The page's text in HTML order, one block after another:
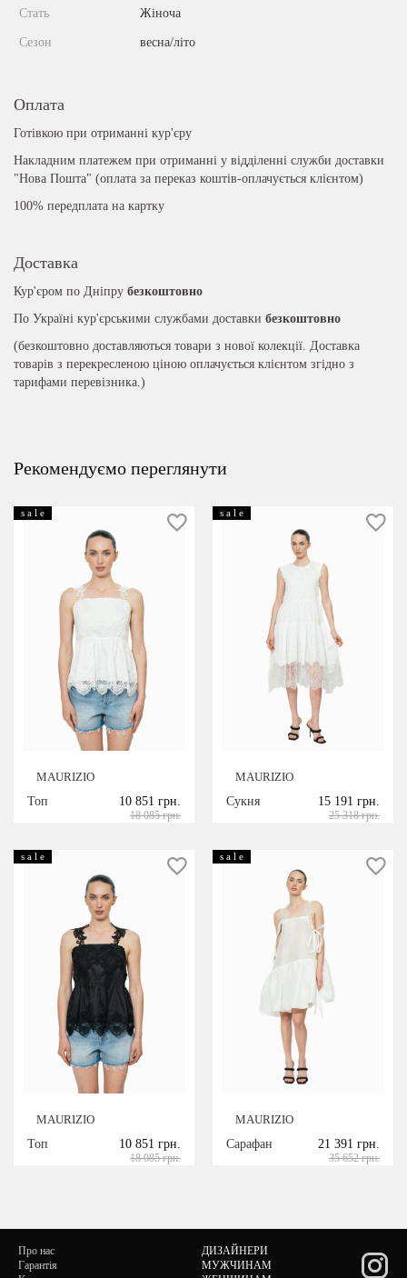
Стать Жіноча
Сезон весна/літо
Оплата
Готівкою при отриманні кур'єру
Накладним платежем при отриманні у відділенні служби доставки
"Нова Пошта" (оплата за переказ коштів-оплачується клієнтом)
100% передплата на картку
Доставка
Кур'єром по Дніпру безкоштовно
По Україні кур'єрськими службами доставки безкоштовно
(безкоштовно доставляються товари з нової колекції. Доставка
товарів з перекресленою ціною оплачується клієнтом згідно з
тарифами перевізника.)
Рекомендуємо переглянути
s a l e
MAURIZIO
Топ
10 851 грн.
18 085 грн.
s a l e
MAURIZIO
Сукня
15 191 грн.
25 318 грн.
s a l e
MAURIZIO
Топ
10 851 грн.
18 085 грн.
s a l e
MAURIZIO
Сарафан
21 391 грн.
35 652 грн.
Про нас
Гарантія
ДИЗАЙНЕРИ
МУЖЧИНАМ